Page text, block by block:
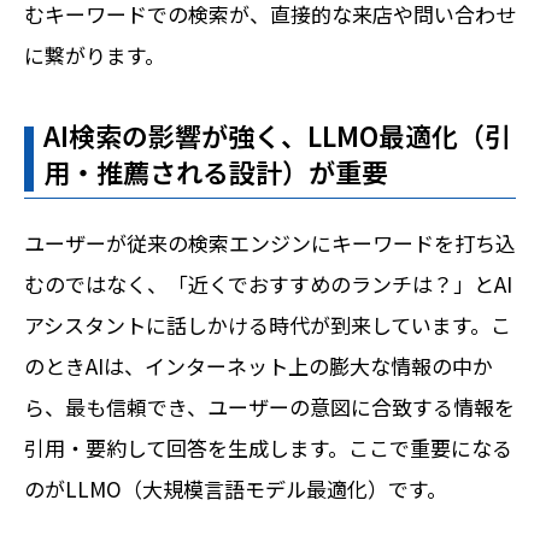
むキーワードでの検索が、直接的な来店や問い合わせ
に繋がります。
AI検索の影響が強く、LLMO最適化（引
用・推薦される設計）が重要
ユーザーが従来の検索エンジンにキーワードを打ち込
むのではなく、「近くでおすすめのランチは？」とAI
アシスタントに話しかける時代が到来しています。こ
のときAIは、インターネット上の膨大な情報の中か
ら、最も信頼でき、ユーザーの意図に合致する情報を
引用・要約して回答を生成します。ここで重要になる
のがLLMO（大規模言語モデル最適化）です。